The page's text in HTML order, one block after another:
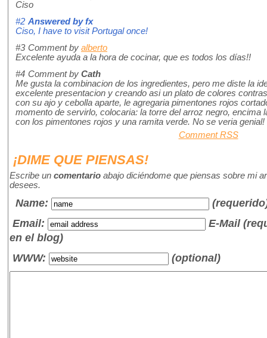
Ciso
#2 Answered byfx
Ciso, I have to visit Portugal once!
#3 Comment by alberto
Excelente ayuda a la hora de cocinar, que es todos los días!!
#4 Comment by Cath
Me gusta la combinacion de los ingredientes, pero me diste la
excelente presentacion y creando asi un plato de colores
con su ajo y cebolla aparte, le agregaria pimentones rojos
momento de servirlo, colocaria: la torre del arroz negro, encima
con los pimentones rojos y una ramita verde. No se veria genial!
Comment RSS
¡DIME QUE PIENSAS!
Escribe un comentario abajo diciéndome que piensas sobre mi
desees.
Name:
Email:
E-Mail
en el blog)
WWW:
(optional)